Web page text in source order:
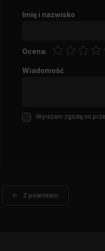
Imię i nazwisko
Ocena:
Wiadomość
Wyrażam zgodę na
Z powrotem